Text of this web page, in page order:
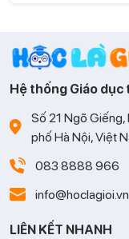
là Giỏi tìm hiểu
tiếp thu nhanh và
Hệ thống Giáo
Số 21 Ngõ
phố Hà Nội, Việt
083 8888 966
info@hoclagioi.vn
LIÊN KẾT NHANH